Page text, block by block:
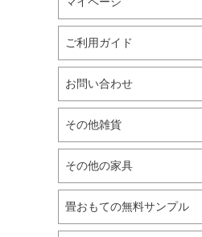
ご利用ガイド
お問い合わせ
その他雑貨
その他の家具
畳おもての無料サンプル